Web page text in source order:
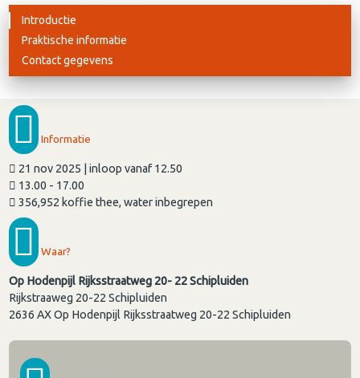
Introductie
Praktische informatie
Contact gegevens
Informatie
21 nov 2025 | inloop vanaf 12.50
13.00 - 17.00
356,952 koffie thee, water inbegrepen
Waar?
Op Hodenpijl Rijksstraatweg 20- 22 Schipluiden
Rijkstraaweg 20-22 Schipluiden
2636 AXOp Hodenpijl Rijksstraatweg 20-22 Schipluiden